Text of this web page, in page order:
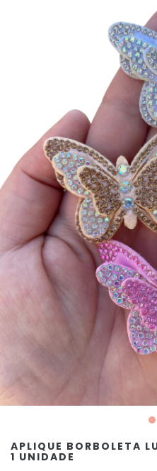
APLIQUE BORBOLETA
1 UNIDADE